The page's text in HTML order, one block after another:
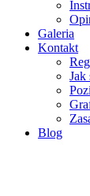
Galeria
Kontakt
Jak
Blog